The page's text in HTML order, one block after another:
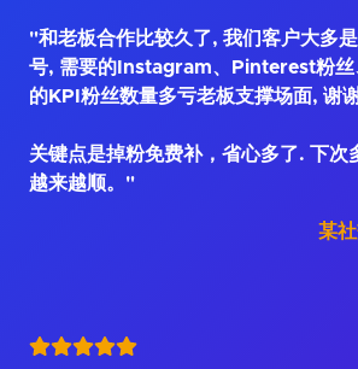
"和老板合作比较久了, 我们客户大多
号, 需要的Instagram、Pinterest粉丝
的KPI粉丝数量多亏老板支撑场面, 谢谢
关键点是掉粉免费补，省心多了. 下次
越来越顺。"
某